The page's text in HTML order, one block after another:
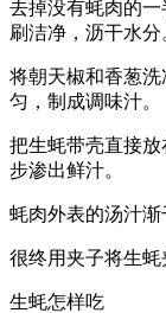
去掉没有蚝肉的
刷洁净，沥干水分
将朝天椒和香葱
匀，制成调味汁。
把生蚝带壳直接
步渗出鲜汁。
蚝肉外表的汤汁渐
很终用夹子将生蚝
生蚝怎样吃